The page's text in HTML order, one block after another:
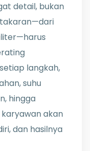
detail, bukan
takaran—dari
langkah,
suhu
hingga
karyawan akan
dan hasilnya